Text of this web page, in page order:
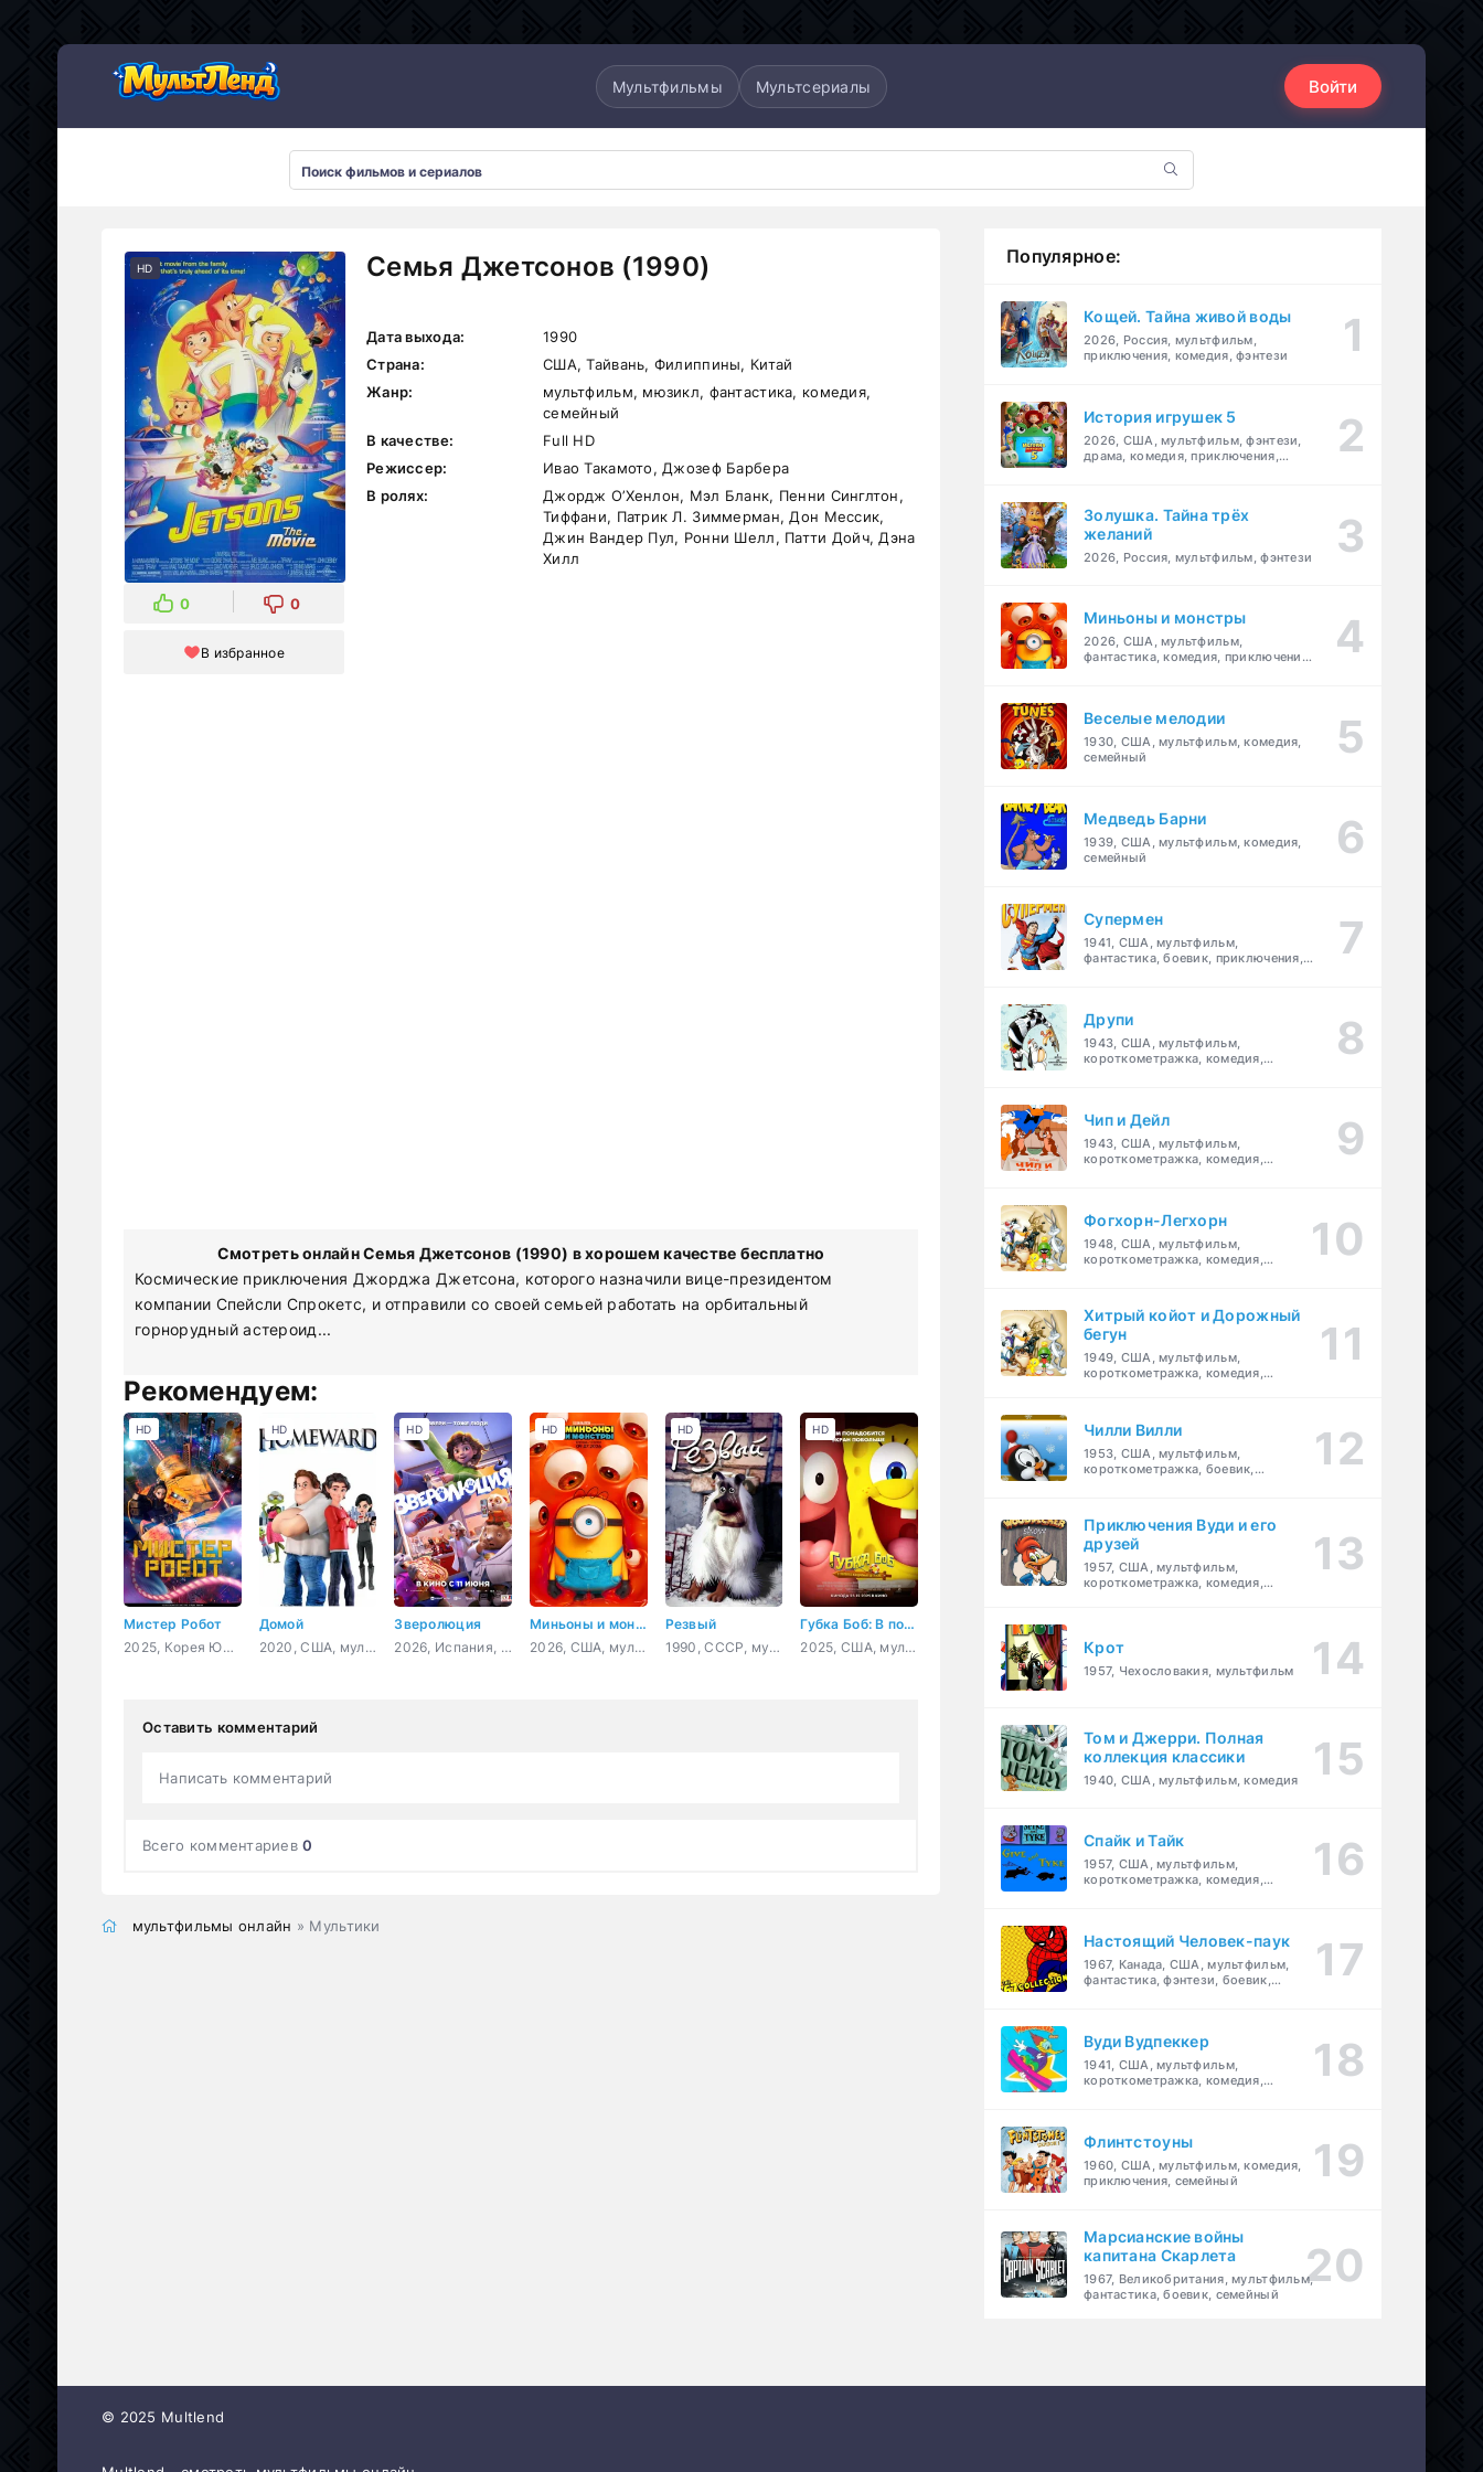
Мультфильмы Мультсериалы Войти
Семья Джетсонов (1990)
HD
0 0
В избранное
Дата выхода:
1990
Страна:
США, Тайвань, Филиппины, Китай
Жанр:
мультфильм, мюзикл, фантастика, комедия,
семейный
В качестве:
Full HD
Режиссер:
Ивао Такамото, Джозеф Барбера
В ролях:
Джордж О’Хенлон, Мэл Бланк, Пенни Синглтон,
Тиффани, Патрик Л. Зиммерман, Дон Мессик,
Джин Вандер Пул, Ронни Шелл, Патти Дойч, Дэна
Хилл
Смотреть онлайн Семья Джетсонов (1990) в хорошем качестве бесплатно
Космические приключения Джорджа Джетсона, которого назначили вице-президентом
компании Спейсли Спрокетс, и отправили со своей семьей работать на орбитальный
горнорудный астероид...
Рекомендуем:
Мистер Робот
2025, Корея Южная, мультфильм, боевик, фантастика
HD
Домой
2020, США, мультфильм, фэнтези, приключения, семейный
HD
Зверолюция
2026, Испания, мультфильм, фантастика, комедия, приключения
HD
Миньоны и монстры
2026, США, мультфильм, фантастика, комедия, приключения, семейный
HD
Резвый
1990, СССР, мультфильм, короткометражка
HD
Губка Боб: В поисках квадратных штанов
2025, США, мультфильм, фэнтези, комедия, приключения, семейный
HD
Оставить комментарий
Написать комментарий
Всего комментариев0
мультфильмы онлайн » Мультики
Популярное:
Кощей. Тайна живой воды
2026, Россия, мультфильм,
приключения, комедия, фэнтези
История игрушек 5
2026, США, мультфильм, фэнтези,
драма, комедия, приключения,
Золушка. Тайна трёх
желаний
2026, Россия, мультфильм, фэнтези
Миньоны и монстры
2026, США, мультфильм,
фантастика, комедия, приключения,
Веселые мелодии
1930, США, мультфильм, комедия,
семейный
Медведь Барни
1939, США, мультфильм, комедия,
семейный
Супермен
1941, США, мультфильм,
фантастика, боевик, приключения,
Друпи
1943, США, мультфильм,
короткометражка, комедия,
Чип и Дейл
1943, США, мультфильм,
короткометражка, комедия,
Фогхорн-Легхорн
1948, США, мультфильм,
короткометражка, комедия,
Хитрый койот и Дорожный
бегун
1949, США, мультфильм,
короткометражка, комедия,
Чилли Вилли
1953, США, мультфильм,
короткометражка, боевик,
Приключения Вуди и его
друзей
1957, США, мультфильм,
короткометражка, комедия,
Крот
1957, Чехословакия, мультфильм
Том и Джерри. Полная
коллекция классики
1940, США, мультфильм, комедия
Спайк и Тайк
1957, США, мультфильм,
короткометражка, комедия,
Настоящий Человек-паук
1967, Канада, США, мультфильм,
фантастика, фэнтези, боевик,
Вуди Вудпеккер
1941, США, мультфильм,
короткометражка, комедия,
Флинтстоуны
1960, США, мультфильм, комедия,
приключения, семейный
Марсианские войны
капитана Скарлета
1967, Великобритания, мультфильм,
фантастика, боевик, семейный
© 2025 Multlend